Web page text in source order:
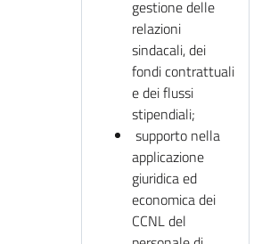
gestione delle
relazioni
sindacali, dei
fondi contrattuali
e dei flussi
stipendiali;
supporto nella
applicazione
giuridica ed
economica dei
CCNL del